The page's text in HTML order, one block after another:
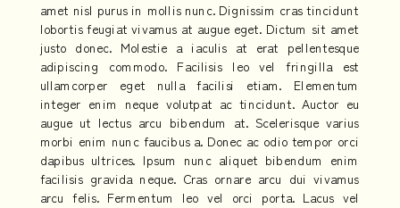
amet nisl purus in mollis nunc. Dignissim cras tincidunt
lobortis feugiat vivamus at augue eget. Dictum sit amet
justo donec. Molestie a iaculis at erat pellentesque
adipiscing commodo. Facilisis leo vel fringilla est
ullamcorper eget nulla facilisi etiam. Elementum
integer enim neque volutpat ac tincidunt. Auctor eu
augue ut lectus arcu bibendum at. Scelerisque varius
morbi enim nunc faucibus a. Donec ac odio tempor orci
dapibus ultrices. Ipsum nunc aliquet bibendum enim
facilisis gravida neque. Cras ornare arcu dui vivamus
arcu felis. Fermentum leo vel orci porta. Lacus vel